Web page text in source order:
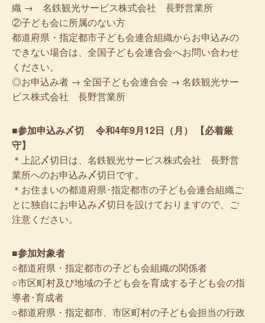
織 → 名鉄観光サービス株式会社 長野営業所
②子ども会に所属のない方
都道府県・指定都市子ども会連合組織からお申込みの
できない場合は、全国子ども会連合会へお問い合わせ
ください。
◎お申込み者 → 全国子ども会連合会 → 名鉄観光サー
ビス株式会社 長野営業所
■参加申込み〆切 令和4年9月12日（月） 【必着厳
守】
＊上記〆切日は、名鉄観光サービス株式会社 長野営
業所へのお申込み〆切日です。
＊お住まいの都道府県･指定都市の子ども会連合組織ご
とに独自にお申込み〆切日を設けておりますので、ご
注意ください。
■参加対象者
○都道府県・指定都市の子ども会組織の関係者
○市区町村及び地域の子ども会を育成する子ども会の指
導者･育成者
○都道府県・指定都市、市区町村の子ども会担当の行政